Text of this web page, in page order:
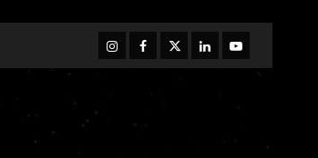
InstagramFacebook
TwitterLinkedinYoutube